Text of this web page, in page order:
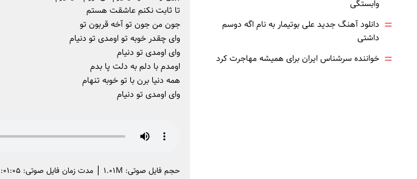
تا ثابت نکنم عاشقت هستم
جون من جون تو آخه قربون تو
وای چقدر خوبه تو اومدی تو دنیام
وای اومدی تو دنیام
اومدم با دلم به دلت پا بدم
همه دنیا برن با تو خوبه تنهام
وای اومدی تو دنیام
حجم فایل صوتی: ۱.۰۱M | مدت زمان فایل صوتی: ۰۰:۰۱:۰۵
وابستگی
= دانلود آهنگ جدید علی بوتیمار به نام اگه دوسم
داشتی
= خواننده سرشناس ایران برای همیشه مهاجرت کرد